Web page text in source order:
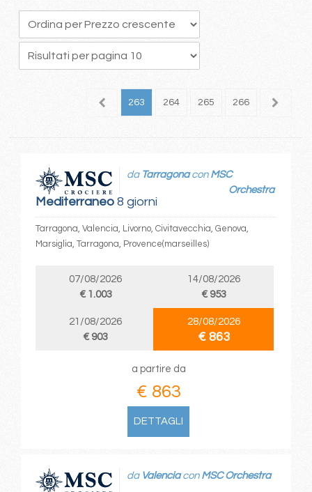
262 263 264 265 266 267
Mediterraneo8 giorni
da Tarragonacon MSC
Orchestra
Tarragona, Valencia, Livorno, Civitavecchia, Genova,
Marsiglia, Tarragona, Provence(marseilles)
07/08/2026
€ 1.003
14/08/2026
€ 953
21/08/2026
€ 903
28/08/2026
€ 863
a partire da
€ 863
DETTAGLI
da Valenciacon MSC Orchestra